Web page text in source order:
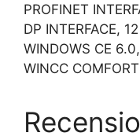
PROFINET
DP INTERFACE,
WINDOWS CE
WINCC COMFORT